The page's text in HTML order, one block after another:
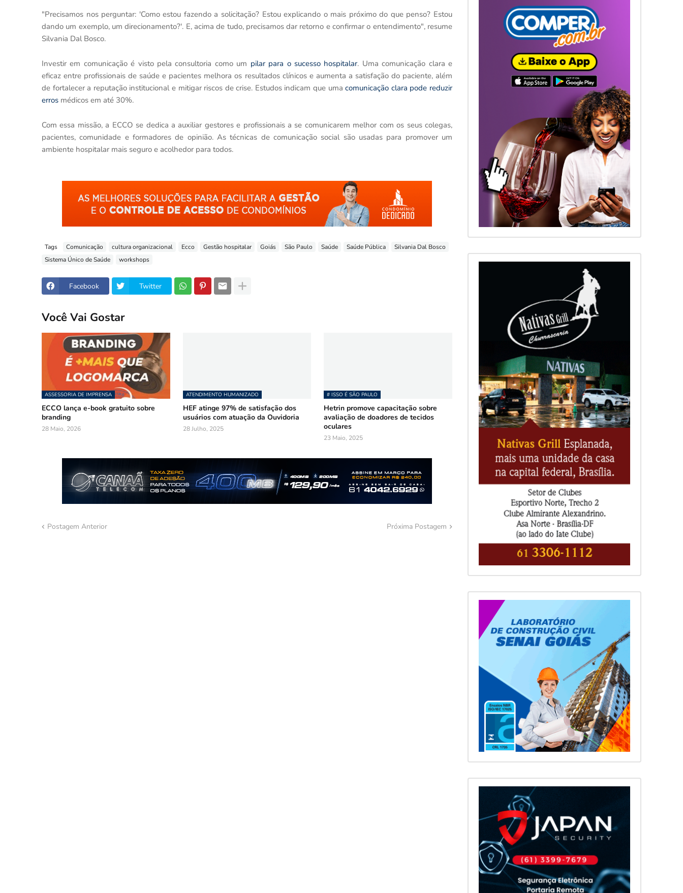
"Precisamos nos perguntar: 'Como estou fazendo a solicitação? Estou explicando o mais próximo do que penso? Estou
dando um exemplo, um direcionamento?'. E, acima de tudo, precisamos dar retorno e confirmar o entendimento", resume
Silvania Dal Bosco.
Investir em comunicação é visto pela consultoria como um pilar para o sucesso hospitalar. Uma comunicação clara e
eficaz entre profissionais de saúde e pacientes melhora os resultados clínicos e aumenta a satisfação do paciente, além
de fortalecer a reputação institucional e mitigar riscos de crise. Estudos indicam que umacomunicação clara pode reduzir
erros médicos em até 30%.
Com essa missão, a ECCO se dedica a auxiliar gestores e profissionais a se comunicarem melhor com os seus colegas,
pacientes, comunidade e formadores de opinião. As técnicas de comunicação social são usadas para promover um
ambiente hospitalar mais seguro e acolhedor para todos.
Tags Comunicação cultura organizacional Ecco Gestão hospitalar Goiás São Paulo Saúde Saúde Pública
Silvania Dal Bosco
Sistema Único de Saúde
workshops
Facebook Twitter
Você Vai Gostar
ASSESSORIA DE IMPRENSA
ECCO lança e-book gratuito sobre
branding
28 Maio, 2026
ATENDIMENTO HUMANIZADO
HEF atinge 97% de satisfação dos
usuários com atuação da Ouvidoria
28 Julho, 2025
# ISSO É SÃO PAULO
Hetrin promove capacitação sobre
avaliação de doadores de tecidos
oculares
23 Maio, 2025
Postagem Anterior Próxima Postagem